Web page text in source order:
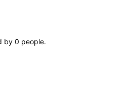
by 0 people.